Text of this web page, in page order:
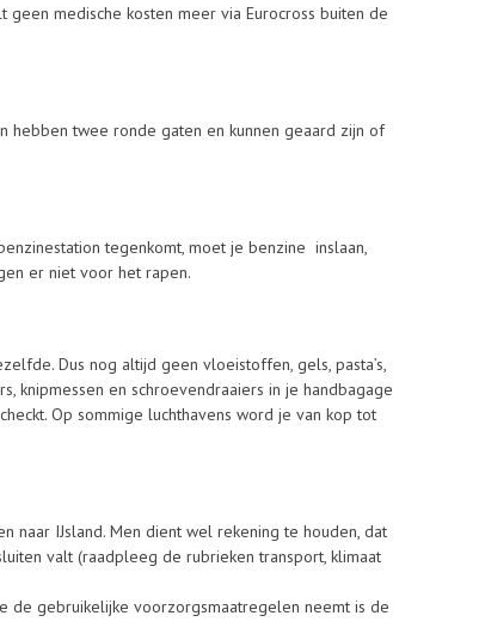
medische kosten meer via Eurocross buiten de
hebben twee ronde gaten en kunnen geaard zijn of
tegenkomt, moet je benzine inslaan,
er niet voor het rapen.
Dus nog altijd geen vloeistoffen, gels, pasta’s,
knipmessen en schroevendraaiers in je handbagage
Op sommige luchthavens word je van kop tot
naar IJsland. Men dient wel rekening te houden, dat
valt (raadpleeg de rubrieken transport, klimaat
de gebruikelijke voorzorgsmaatregelen neemt is de